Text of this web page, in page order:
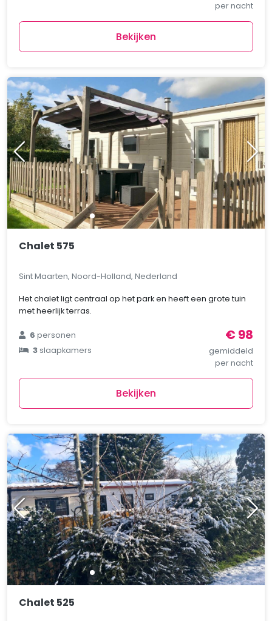
per nacht
Bekijken
Chalet 575
Sint Maarten, Noord-Holland, Nederland
Het chalet ligt centraal op het park en heeft een grote tuin
met heerlijk terras.
6personen
3slaapkamers
€ 98
gemiddeld
per nacht
Bekijken
Chalet 525